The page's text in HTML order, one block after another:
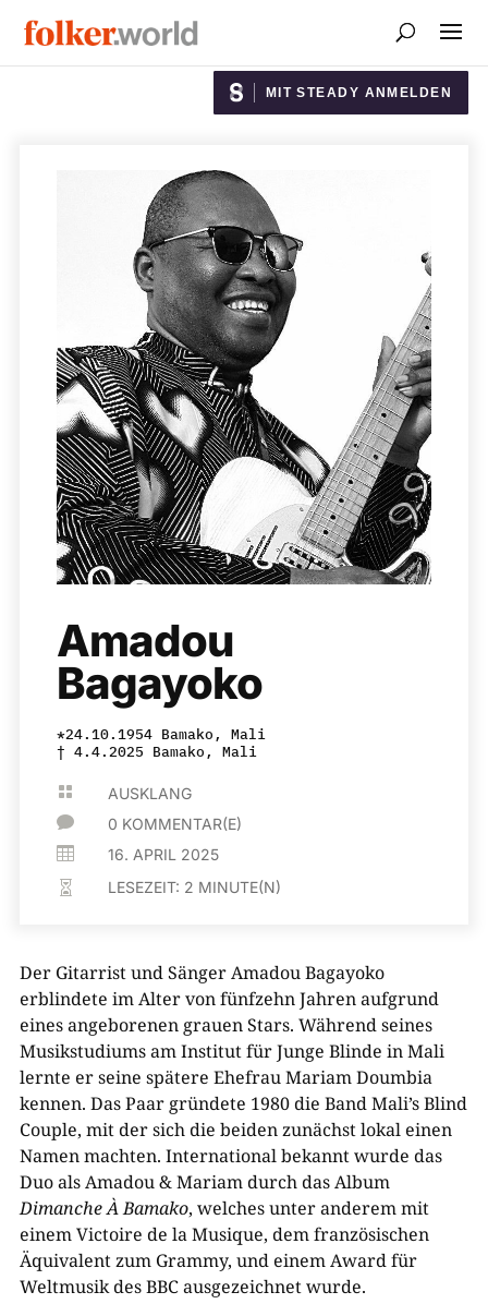
MIT STEADY ANMELDEN
Amadou
Bagayoko
*24.10.1954 Bamako, Mali
† 4.4.2025 Bamako, Mali
 AUSKLANG
 0 KOMMENTAR(E)
 16. APRIL 2025
 LESEZEIT: 2 MINUTE(N)
Der Gitarrist und Sänger Amadou Bagayoko
erblindete im Alter von fünfzehn Jahren aufgrund
eines angeborenen grauen Stars. Während seines
Musikstudiums am Institut für Junge Blinde in Mali
lernte er seine spätere Ehefrau Mariam Doumbia
kennen. Das Paar gründete 1980 die Band Mali’s Blind
Couple, mit der sich die beiden zunächst lokal einen
Namen machten. International bekannt wurde das
Duo als Amadou & Mariam durch das Album
Dimanche À Bamako, welches unter anderem mit
einem Victoire de la Musique, dem französischen
Äquivalent zum Grammy, und einem Award für
Weltmusik des BBC ausgezeichnet wurde.